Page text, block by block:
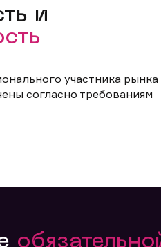
и
участника рынка
согласно требованиям